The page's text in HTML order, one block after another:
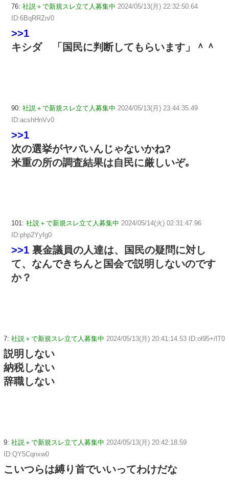
76: 社説＋で新規スレ立て人募集中 2024/05/13(月) 22:32:50.64
ID:6BqRRZn/0
>>1
キシダ 「国民に判断してもらいます」＾＾
90: 社説＋で新規スレ立て人募集中 2024/05/13(月) 23:44:35.49
ID:acshHnVv0
>>1
次の選挙がヤバいんじゃないかね?
米重の所の調査結果は自民に厳しいぞ｡
101: 社説＋で新規スレ立て人募集中 2024/05/14(火) 02:31:47.96
ID:php2Yyfg0
>>1 裏金議員の人達は、国民の疑問に対し
て、なんできちんと国会で説明しないのです
か？
7: 社説＋で新規スレ立て人募集中 2024/05/13(月) 20:41:14.53 ID:ol95+/lT0
説明しない
納税しない
辞職しない
9: 社説＋で新規スレ立て人募集中 2024/05/13(月) 20:42:18.59
ID:QY5Cqnxw0
こいつらは縛り首でいいってわけだな